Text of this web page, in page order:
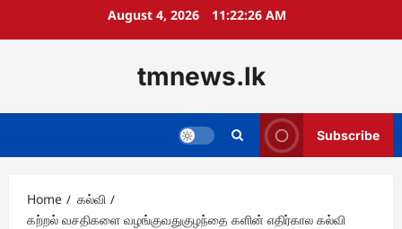
August 4, 2026 11:22:27 AM
tmnews.lk
Subscribe
Home
கல்வி
கற்றல் வசதிகளை வழங்குவதுகுழந்தை களின் எதிர்கால கல்வி